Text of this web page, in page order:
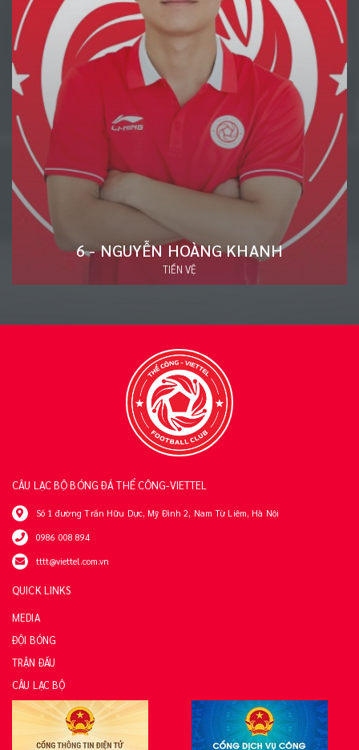
19 - ĐINH XUÂN TIẾN
TIỀN ĐẠO
CÂU LẠC BỘ BÓNG ĐÁ THỂ CÔNG-VIETTEL
Số 1 đường Trần Hữu Dực, Mỹ Đình 2, Nam Từ Liêm, Hà Nội
0986 008 894
tttt@viettel.com.vn
QUICK LINKS
MEDIA
ĐỘI BÓNG
TRẬN ĐẤU
CÂU LẠC BỘ